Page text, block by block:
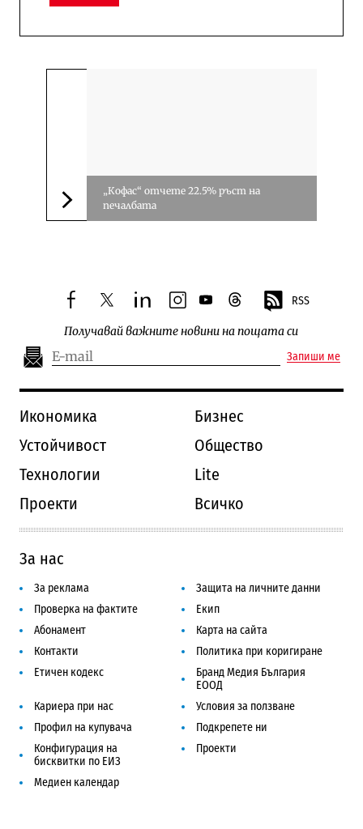
Следваща новина
„Кофас“ отчете 22.5% ръст на
печалбата
facebooktwitterlinkedininstagram
youtubethreads RSS
Получавай важните новини на пощата си
Запиши ме
Икономика
Бизнес
Устойчивост
Общество
Технологии
Lite
Проекти
Всичко
За нас
За реклама
Защита на личните данни
Проверка на фактите
Екип
Абонамент
Карта на сайта
Контакти
Политика при коригиране
Етичен кодекс
Бранд Медия България
ЕООД
Кариера при нас
Условия за ползване
Профил на купувача
Подкрепете ни
Конфигурация на
бисквитки по ЕИЗ
Проекти
Медиен календар